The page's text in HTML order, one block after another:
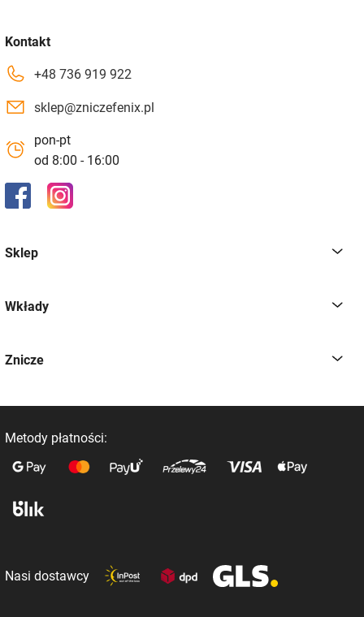
Kontakt
+48 736 919 922
sklep@zniczefenix.pl
pon-pt
od 8:00 - 16:00
Sklep
Wkłady
Znicze
Metody płatności:
Nasi dostawcy